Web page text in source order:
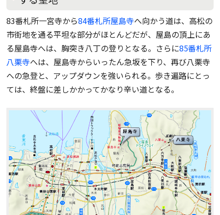
83番札所一宮寺から84番札所屋島寺へ向かう道は、高松の
市街地を通る平坦な部分がほとんどだが、屋島の頂上にあ
る屋島寺へは、胸突き八丁の登りとなる。さらに85番札所
八栗寺へは、屋島寺からいったん急坂を下り、再び八栗寺
への急登と、アップダウンを強いられる。歩き遍路にとっ
ては、終盤に差しかかってかなり辛い道となる。